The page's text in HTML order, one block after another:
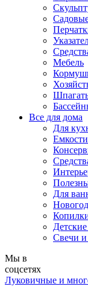
Мебель
Все для дома
Для
Для
Свечи и
Мы в
соцсетях
Луковичные и